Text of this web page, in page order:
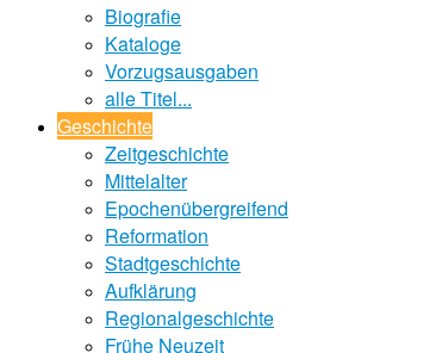
Biografie
Kataloge
Vorzugsausgaben
alle Titel...
Geschichte
Zeitgeschichte
Mittelalter
Epochenübergreifend
Reformation
Stadtgeschichte
Aufklärung
Regionalgeschichte
Frühe Neuzeit